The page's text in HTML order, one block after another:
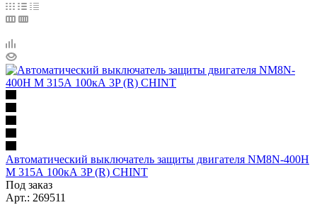
Автоматический выключатель защиты двигателя NM8N-400H
M 315А 100кА 3P (R) CHINT
Под заказ
Арт.: 269511